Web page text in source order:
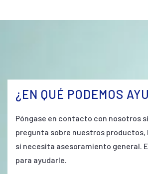
¿EN QUÉ PODEMOS
Póngase en contacto con nosotros
pregunta sobre nuestros productos,
si necesita asesoramiento general.
para ayudarle.